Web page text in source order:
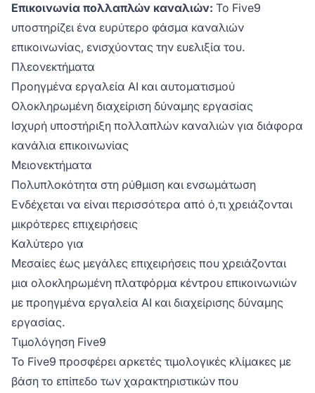
Επικοινωνία πολλαπλών καναλιών: Το Five9
υποστηρίζει ένα ευρύτερο φάσμα καναλιών
επικοινωνίας, ενισχύοντας την ευελιξία του.
Πλεονεκτήματα
Προηγμένα εργαλεία AI και αυτοματισμού
Ολοκληρωμένη διαχείριση δύναμης εργασίας
Ισχυρή υποστήριξη πολλαπλών καναλιών για διάφορα
κανάλια επικοινωνίας
Μειονεκτήματα
Πολυπλοκότητα στη ρύθμιση και ενσωμάτωση
Ενδέχεται να είναι περισσότερα από ό,τι χρειάζονται
μικρότερες επιχειρήσεις
Καλύτερο για
Μεσαίες έως μεγάλες επιχειρήσεις που χρειάζονται
μια ολοκληρωμένη πλατφόρμα κέντρου επικοινωνιών
με προηγμένα εργαλεία AI και διαχείρισης δύναμης
εργασίας.
Τιμολόγηση Five9
Το Five9 προσφέρει αρκετές τιμολογικές κλίμακες με
βάση το επίπεδο των χαρακτηριστικών που